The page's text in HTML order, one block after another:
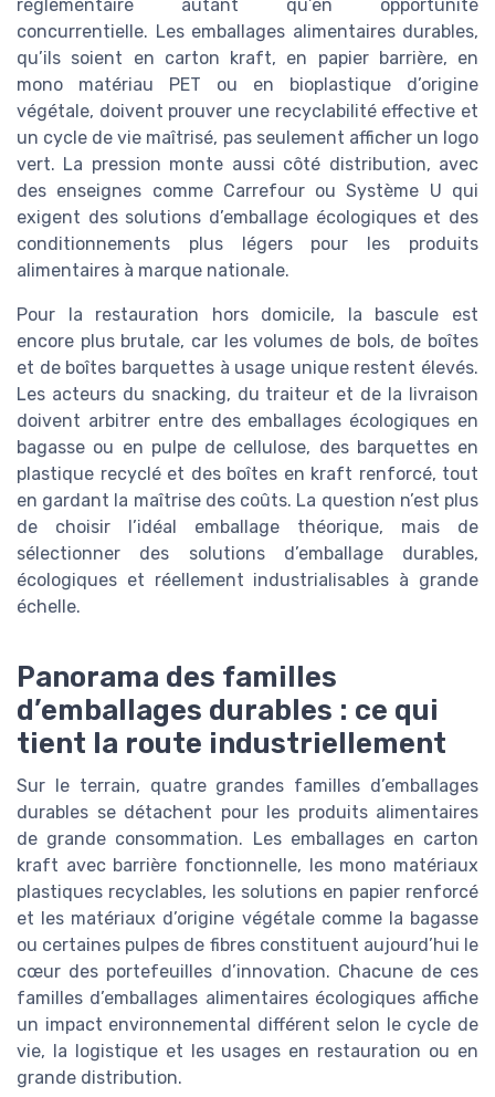
réglementaire autant qu’en opportunité
concurrentielle. Les emballages alimentaires durables,
qu’ils soient en carton kraft, en papier barrière, en
mono matériau PET ou en bioplastique d’origine
végétale, doivent prouver une recyclabilité effective et
un cycle de vie maîtrisé, pas seulement afficher un logo
vert. La pression monte aussi côté distribution, avec
des enseignes comme Carrefour ou Système U qui
exigent des solutions d’emballage écologiques et des
conditionnements plus légers pour les produits
alimentaires à marque nationale.
Pour la restauration hors domicile, la bascule est
encore plus brutale, car les volumes de bols, de boîtes
et de boîtes barquettes à usage unique restent élevés.
Les acteurs du snacking, du traiteur et de la livraison
doivent arbitrer entre des emballages écologiques en
bagasse ou en pulpe de cellulose, des barquettes en
plastique recyclé et des boîtes en kraft renforcé, tout
en gardant la maîtrise des coûts. La question n’est plus
de choisir l’idéal emballage théorique, mais de
sélectionner des solutions d’emballage durables,
écologiques et réellement industrialisables à grande
échelle.
Panorama des familles
d’emballages durables : ce qui
tient la route industriellement
Sur le terrain, quatre grandes familles d’emballages
durables se détachent pour les produits alimentaires
de grande consommation. Les emballages en carton
kraft avec barrière fonctionnelle, les mono matériaux
plastiques recyclables, les solutions en papier renforcé
et les matériaux d’origine végétale comme la bagasse
ou certaines pulpes de fibres constituent aujourd’hui le
cœur des portefeuilles d’innovation. Chacune de ces
familles d’emballages alimentaires écologiques affiche
un impact environnemental différent selon le cycle de
vie, la logistique et les usages en restauration ou en
grande distribution.